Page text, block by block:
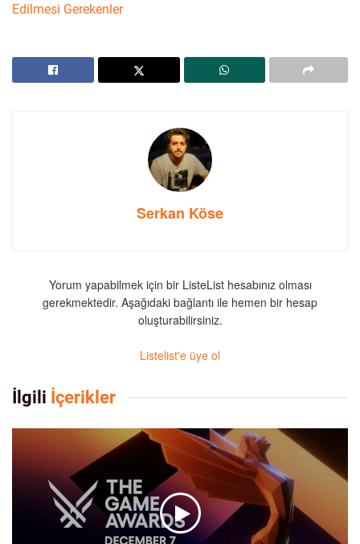
Edilmesi Gerekenler
Serkan Köse
Yorum yapabilmek için bir ListeList hesabınız olması
gerekmektedir. Aşağıdaki bağlantı ile hemen bir hesap
oluşturabilirsiniz.
Listelist'e üye ol
İlgili İçerikler